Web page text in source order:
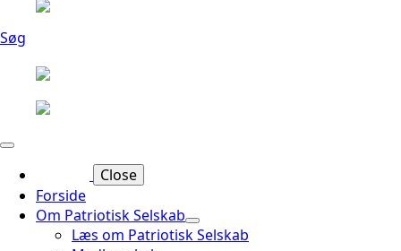
Søg
Close
Forside
Om Patriotisk Selskab
Læs om Patriotisk Selskab